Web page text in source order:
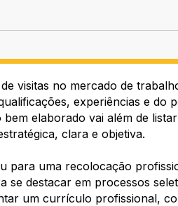
visitas no mercado de
experiências e do
elaborado vai além de
clara e objetiva.
para uma recolocação
se destacar em processos
um currículo profissional,